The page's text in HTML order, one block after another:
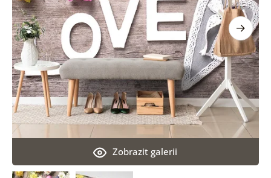
Zobrazit galerii